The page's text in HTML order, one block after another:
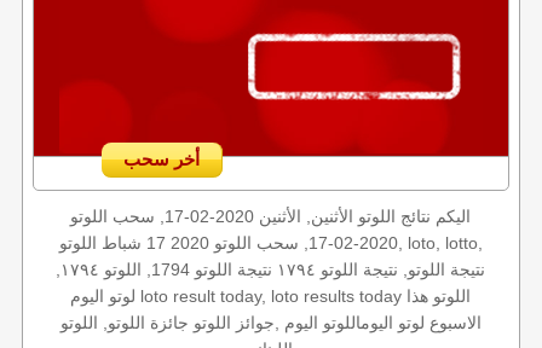
أخر سحب
اليكم نتائج اللوتو الأثنين, الأثنين 2020-02-17, سحب اللوتو
2020-02-17, سحب اللوتو 2020 17 شباط اللوتو, loto, lotto,
لوتو اليوم loto result today, loto results today اللوتو هذا
الاسبوع لوتو اليوماللوتو اليوم ,جوائز اللوتو جائزة اللوتو, اللوتو